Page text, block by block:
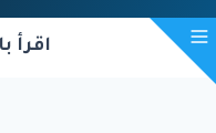
اقرأ